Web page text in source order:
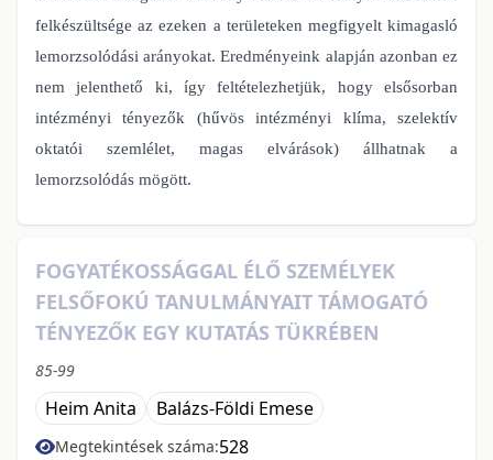
felkészültsége az ezeken a területeken megfigyelt kimagasló
lemorzsolódási arányokat. Eredményeink alapján azonban ez
nem jelenthető ki, így feltételezhetjük, hogy elsősorban
intézményi tényezők (hűvös intézményi klíma, szelektív
oktatói szemlélet, magas elvárások) állhatnak a
lemorzsolódás mögött.
FOGYATÉKOSSÁGGAL ÉLŐ SZEMÉLYEK
FELSŐFOKÚ TANULMÁNYAIT TÁMOGATÓ
TÉNYEZŐK EGY KUTATÁS TÜKRÉBEN
85-99
Heim Anita Balázs-Földi Emese
Megtekintések száma:528